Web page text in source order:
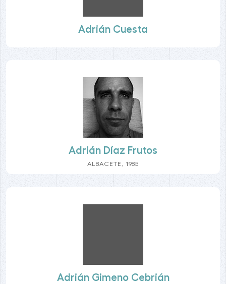
Adrián Cuesta
Adrián Díaz Frutos
ALBACETE, 1985
Adrián Gimeno Cebrián